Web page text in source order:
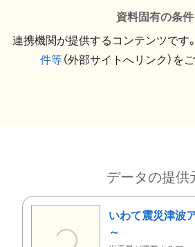
資料固有の条件
連携機関が提供するコンテンツです。
件等（外部サイトへリンク）を
データの提供
いわて震災津波
～